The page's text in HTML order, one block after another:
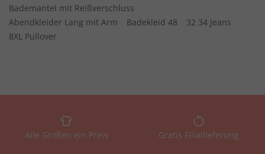
Bademantel mit Reißverschluss
Abendkleider Lang mit Arm
Badekleid 48
32 34 Jeans
8XL Pullover
Alle Größen ein Preis Gratis Filiallieferung